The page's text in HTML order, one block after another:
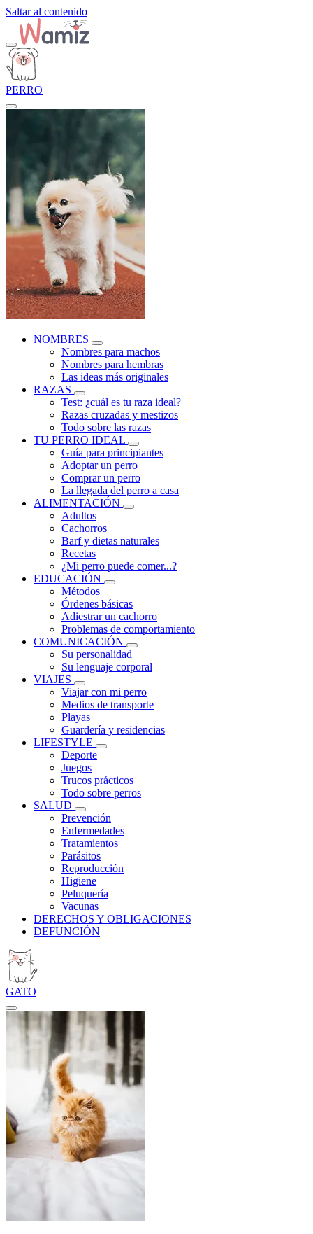
Saltar al contenido
PERRO
NOMBRES
Nombres para machos
Nombres para hembras
Las ideas más originales
RAZAS
Test: ¿cuál es tu raza ideal?
Razas cruzadas y mestizos
Todo sobre las razas
TU PERRO IDEAL
Guía para principiantes
Adoptar un perro
Comprar un perro
La llegada del perro a casa
ALIMENTACIÓN
Adultos
Cachorros
Barf y dietas naturales
Recetas
¿Mi perro puede comer...?
EDUCACIÓN
Métodos
Órdenes básicas
Adiestrar un cachorro
Problemas de comportamiento
COMUNICACIÓN
Su personalidad
Su lenguaje corporal
VIAJES
Viajar con mi perro
Medios de transporte
Playas
Guardería y residencias
LIFESTYLE
Deporte
Juegos
Trucos prácticos
Todo sobre perros
SALUD
Prevención
Enfermedades
Tratamientos
Parásitos
Reproducción
Higiene
Peluquería
Vacunas
DERECHOS Y OBLIGACIONES
DEFUNCIÓN
GATO